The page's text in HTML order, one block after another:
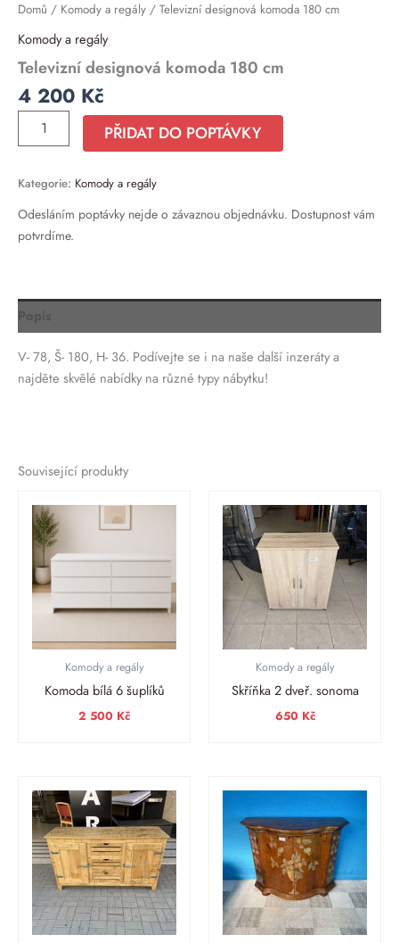
Domů / Komody a regály / Televizní designová komoda 180 cm
Komody a regály
Televizní designová komoda 180 cm
4 200 Kč
PŘIDAT DO POPTÁVKY
Kategorie: Komody a regály
Odesláním poptávky nejde o závaznou objednávku. Dostupnost vám
potvrdíme.
V- 78, Š- 180, H- 36. Podívejte se i na naše další inzeráty a
najděte skvělé nabídky na různé typy nábytku!
Související produkty
Komody a regály
Komoda bílá 6 šuplíků
2 500 Kč
Komody a regály
Skříňka 2 dveř. sonoma
650 Kč